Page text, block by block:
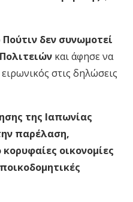
Πούτιν δεν συνωμοτεί
και άφησε να
στις δηλώσεις
της Ιαπωνίας
παρέλαση,
οικονομίες